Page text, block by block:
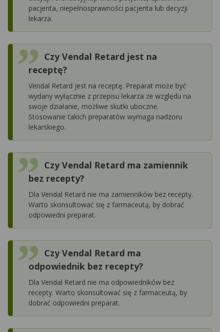
pacjenta, niepełnosprawności pacjenta lub decyzji
lekarza.
Czy Vendal Retard jest na
receptę?
Vendal Retard jest na receptę. Preparat może być
wydany wyłącznie z przepisu lekarza ze względu na
swoje działanie, możliwe skutki uboczne.
Stosowanie takich preparatów wymaga nadzoru
lekarskiego.
Czy Vendal Retard ma zamiennik
bez recepty?
Dla Vendal Retard nie ma zamienników bez recepty.
Warto skonsultować się z farmaceutą, by dobrać
odpowiedni preparat.
Czy Vendal Retard ma
odpowiednik bez recepty?
Dla Vendal Retard nie ma odpowiedników bez
recepty. Warto skonsultować się z farmaceutą, by
dobrać odpowiedni preparat.